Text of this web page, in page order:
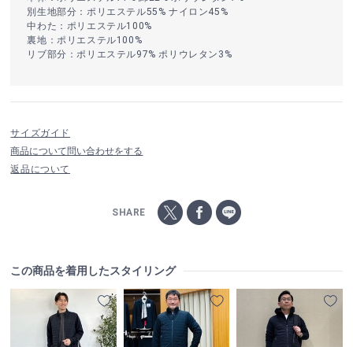
別生地部分：ポリエステル55% ナイロン45%
中わた：ポリエステル100%
裏地：ポリエステル100%
リブ部分：ポリエステル97% ポリウレタン3%
サイズガイド
商品について問い合わせをする
返品について
SHARE
この商品を着用したスタイリング